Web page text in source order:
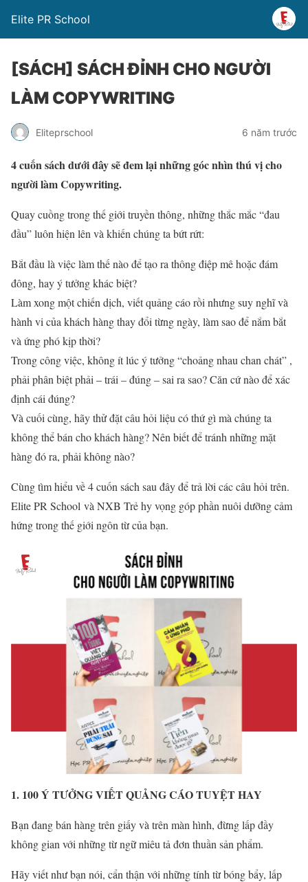
Elite PR School
[SÁCH] SÁCH ĐỈNH CHO NGƯỜI
LÀM COPYWRITING
Eliteprschool 6 năm trước
4 cuốn sách dưới đây sẽ đem lại những góc nhìn thú vị cho
người làm Copywriting.
Quay cuồng trong thế giới truyền thông, những thắc mắc “đau
đầu” luôn hiện lên và khiến chúng ta bứt rứt:
Bắt đầu là việc làm thế nào để tạo ra thông điệp mê hoặc đám
đông, hay ý tưởng khác biệt?
Làm xong một chiến dịch, viết quảng cáo rồi nhưng suy nghĩ và
hành vi của khách hàng thay đổi từng ngày, làm sao để nắm bắt
và ứng phó kịp thời?
Trong công việc, không ít lúc ý tưởng “choảng nhau chan chát” ,
phải phân biệt phải – trái – đúng – sai ra sao? Căn cứ nào để xác
định cái đúng?
Và cuối cùng, hãy thử đặt câu hỏi liệu có thứ gì mà chúng ta
không thể bán cho khách hàng? Nên biết để tránh những mặt
hàng đó ra, phải không nào?
Cùng tìm hiểu về 4 cuốn sách sau đây để trả lời các câu hỏi trên.
Elite PR School và NXB Trẻ hy vọng góp phần nuôi dưỡng cảm
hứng trong thế giới ngôn từ của bạn.
1. 100 Ý TƯỞNG VIẾT QUẢNG CÁO TUYỆT HAY
Bạn đang bán hàng trên giấy và trên màn hình, đừng lấp đầy
không gian với những từ ngữ miêu tả đơn thuần sản phẩm.
Hãy viết như bạn nói, cẩn thận với những tính từ bóng bẩy, lấp